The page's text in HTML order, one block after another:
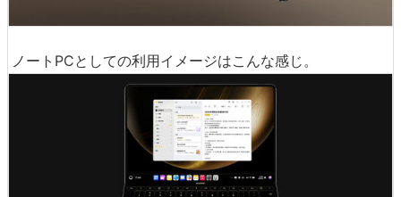
ノートPCとしての利用イメージはこんな感じ。